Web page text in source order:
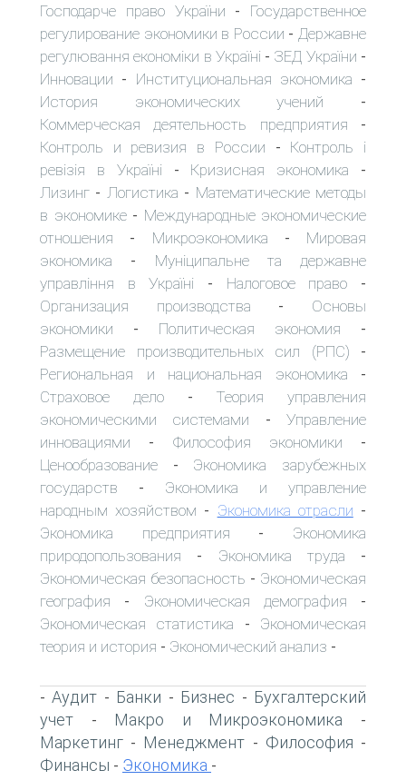
Господарче право України - Государственное
регулирование экономики в России - Державне
регулювання економіки в Україні - ЗЕД України -
Инновации - Институциональная экономика -
История экономических учений -
Коммерческая деятельность предприятия -
Контроль и ревизия в России - Контроль і
ревізія в Україні - Кризисная экономика -
Лизинг - Логистика - Математические методы
в экономике - Международные экономические
отношения - Микроэкономика - Мировая
экономика - Муніципальне та державне
управління в Україні - Налоговое право -
Организация производства - Основы
экономики - Политическая экономия -
Размещение производительных сил (РПС) -
Региональная и национальная экономика -
Страховое дело- Теория управления
экономическими системами -Управление
инновациями - Философия экономики -
Ценообразование - Экономика зарубежных
государств - Экономика и управление
народным хозяйством - Экономика отрасли -
Экономика предприятия - Экономика
природопользования - Экономика труда -
Экономическая безопасность - Экономическая
география - Экономическая демография -
Экономическая статистика - Экономическая
теория и история - Экономический анализ -
-Аудит - Банки - Бизнес - Бухгалтерский
учет - Макро и Микроэкономика -
Маркетинг - Менеджмент - Философия -
Финансы - Экономика -